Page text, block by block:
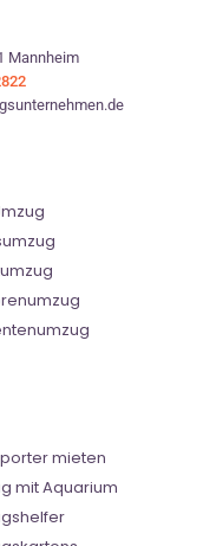
Mannheim
mieten
mit Aquarium